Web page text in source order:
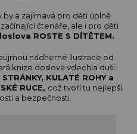
byla zajímavá pro děti úplně
čtenáře, ale i pro děti
ROSTE S DÍTĚTEM.
nádherné ilustrace od
knize doslova vdechla duši.
KULATÉ ROHY a
RUCE, což tvoří tu nejlepší
a bezpečnosti.